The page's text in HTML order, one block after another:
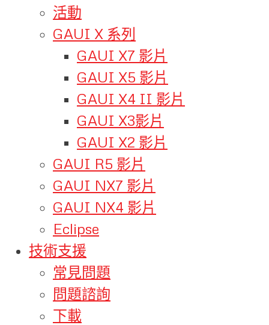
活動
GAUI X 系列
GAUI X7 影片
GAUI X5 影片
GAUI X4 II 影片
GAUI X3影片
GAUI X2 影片
GAUI R5 影片
GAUI NX7 影片
GAUI NX4 影片
Eclipse
技術支援
常見問題
問題諮詢
下載